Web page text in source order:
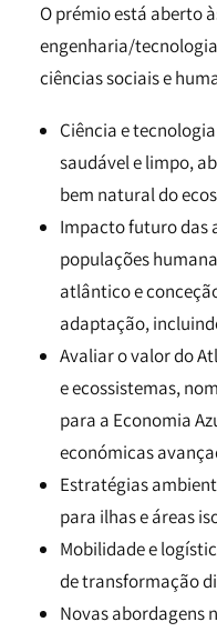
O prémio está aberto
engenharia/
ciências sociais e
Ciência e
saudável e limpo,
bem natural do
Impacto futuro das
populações
atlântico e
adaptação,
Avaliar o valor do
e ecossistemas,
para a Economia
económicas
Estratégias
para ilhas e áreas
Mobilidade e
de transformação
Novas abordagens